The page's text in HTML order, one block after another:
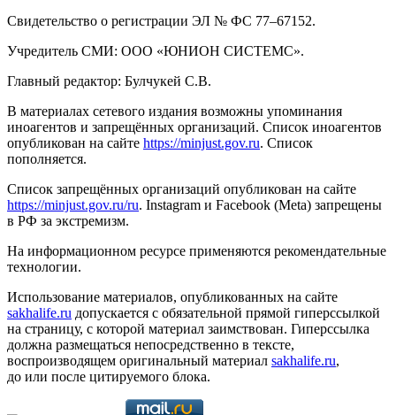
Свидетельство о регистрации ЭЛ № ФС 77–67152.
Учредитель СМИ: ООО «ЮНИОН СИСТЕМС».
Главный редактор: Булчукей С.В.
В материалах сетевого издания возможны упоминания
иноагентов и запрещённых организаций. Список иноагентов
опубликован на сайте https://minjust.gov.ru. Список
пополняется.
Список запрещённых организаций опубликован на сайте
https://minjust.gov.ru/ru. Instagram и Facebook (Metа) запрещены
в РФ за экстремизм.
На информационном ресурсе применяются рекомендательные
технологии.
Использование материалов, опубликованных на сайте
sakhalife.ru допускается с обязательной прямой гиперссылкой
на страницу, с которой материал заимствован. Гиперссылка
должна размещаться непосредственно в тексте,
воспроизводящем оригинальный материал sakhalife.ru,
до или после цитируемого блока.